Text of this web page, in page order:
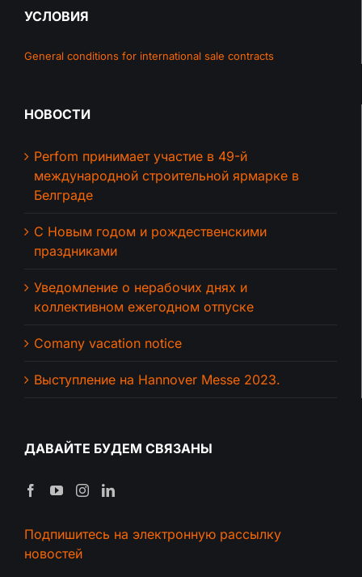
УСЛОВИЯ
General conditions for international sale contracts
НОВОСТИ
Perfom принимает участие в 49-й
международной строительной ярмарке в
Белграде
С Новым годом и рождественскими
праздниками
Уведомление о нерабочих днях и
коллективном ежегодном отпуске
Comany vacation notice
Выступление на Hannover Messe 2023.
ДАВАЙТЕ БУДЕМ СВЯЗАНЫ
Подпишитесь на электронную рассылку
новостей